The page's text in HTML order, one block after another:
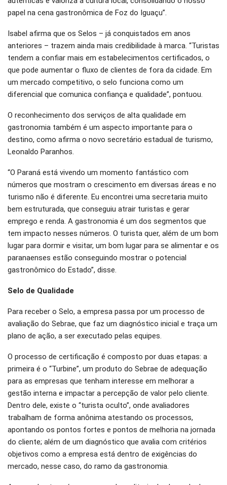
papel na cena gastronômica de Foz do Iguaçu”.
Isabel afirma que os Selos – já conquistados em anos
anteriores – trazem ainda mais credibilidade à marca. “Turistas
tendem a confiar mais em estabelecimentos certificados, o
que pode aumentar o fluxo de clientes de fora da cidade. Em
um mercado competitivo, o selo funciona como um
diferencial que comunica confiança e qualidade”, pontuou.
O reconhecimento dos serviços de alta qualidade em
gastronomia também é um aspecto importante para o
destino, como afirma o novo secretário estadual de turismo,
Leonaldo Paranhos.
“O Paraná está vivendo um momento fantástico com
números que mostram o crescimento em diversas áreas e no
turismo não é diferente. Eu encontrei uma secretaria muito
bem estruturada, que conseguiu atrair turistas e gerar
emprego e renda. A gastronomia é um dos segmentos que
tem impacto nesses números. O turista quer, além de um bom
lugar para dormir e visitar, um bom lugar para se alimentar e os
paranaenses estão conseguindo mostrar o potencial
gastronômico do Estado”, disse.
Selo de Qualidade
Para receber o Selo, a empresa passa por um processo de
avaliação do Sebrae, que faz um diagnóstico inicial e traça um
plano de ação, a ser executado pelas equipes.
O processo de certificação é composto por duas etapas: a
primeira é o “Turbine”, um produto do Sebrae de adequação
para as empresas que tenham interesse em melhorar a
gestão interna e impactar a percepção de valor pelo cliente.
Dentro dele, existe o “turista oculto”, onde avaliadores
trabalham de forma anônima atestando os processos,
apontando os pontos fortes e pontos de melhoria na jornada
do cliente; além de um diagnóstico que avalia com critérios
objetivos como a empresa está dentro de exigências do
mercado, nesse caso, do ramo da gastronomia.